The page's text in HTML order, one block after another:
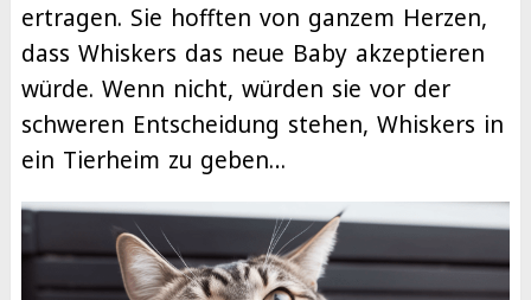
ertragen. Sie hofften von ganzem Herzen,
dass Whiskers das neue Baby akzeptieren
würde. Wenn nicht, würden sie vor der
schweren Entscheidung stehen, Whiskers in
ein Tierheim zu geben…